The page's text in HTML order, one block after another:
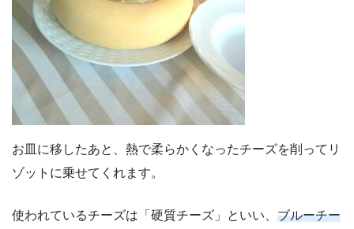
お皿に移したあと、熱で柔らかくなったチーズを削ってリ
ゾットに乗せてくれます。
使われているチーズは「硬質チーズ」といい、 ブルーチー